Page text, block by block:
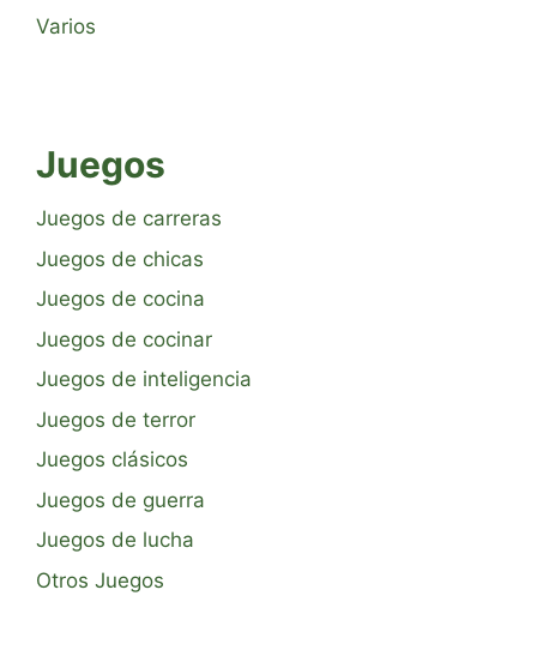
Varios
Juegos
Juegos de carreras
Juegos de chicas
Juegos de cocina
Juegos de cocinar
Juegos de inteligencia
Juegos de terror
Juegos clásicos
Juegos de guerra
Juegos de lucha
Otros Juegos